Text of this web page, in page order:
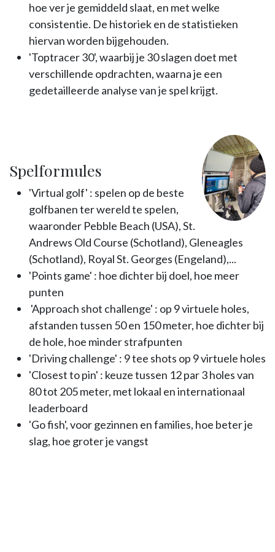
hoe ver je gemiddeld slaat, en met welke
consistentie. De historiek en de statistieken
hiervan worden bijgehouden.
'Toptracer 30', waarbij je 30 slagen doet met
verschillende opdrachten, waarna je een
gedetailleerde analyse van je spel krijgt.
Spelformules
'Virtual golf' : spelen op de beste
golfbanen ter wereld te spelen,
waaronder Pebble Beach (USA), St.
Andrews Old Course (Schotland), Gleneagles
(Schotland), Royal St. Georges (Engeland),...
'Points game' : hoe dichter bij doel, hoe meer
punten
'Approach shot challenge' : op 9 virtuele holes,
afstanden tussen 50 en 150 meter, hoe dichter bij
de hole, hoe minder strafpunten
'Driving challenge' : 9 tee shots op 9 virtuele holes
'Closest to pin' : keuze tussen 12 par 3 holes van
80 tot 205 meter, met lokaal en internationaal
leaderboard
'Go fish', voor gezinnen en families, hoe beter je
slag, hoe groter je vangst